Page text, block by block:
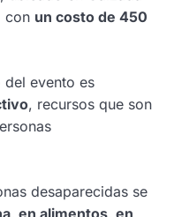
con un costo de 450
evento es
, recursos que son
desaparecidas se
en alimentos, en